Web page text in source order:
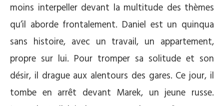
moins interpeller devant la multitude des thèmes
qu’il aborde frontalement. Daniel est un quinqua
sans histoire, avec un travail, un appartement,
propre sur lui. Pour tromper sa solitude et son
désir, il drague aux alentours des gares. Ce jour, il
tombe en arrêt devant Marek, un jeune russe.